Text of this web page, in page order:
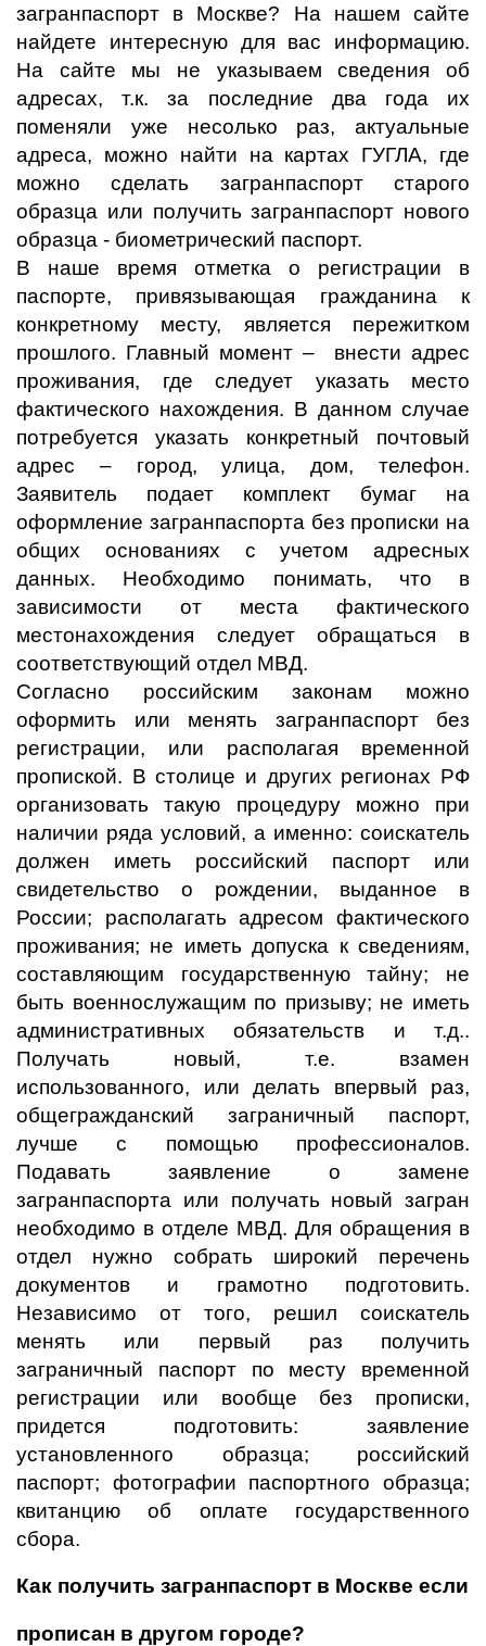
загранпаспорт в Москве? На нашем сайте
найдете интересную для вас информацию.
На сайте мы не указываем сведения об
адресах, т.к. за последние два года их
поменяли уже несолько раз, актуальные
адреса, можно найти на картах ГУГЛА, где
можно сделать загранпаспорт старого
образца или получить загранпаспорт нового
образца - биометрический паспорт.
В наше время отметка о регистрации в
паспорте, привязывающая гражданина к
конкретному месту, является пережитком
прошлого. Главный момент – внести адрес
проживания, где следует указать место
фактического нахождения. В данном случае
потребуется указать конкретный почтовый
адрес – город, улица, дом, телефон.
Заявитель подает комплект бумаг на
оформление загранпаспорта без прописки на
общих основаниях с учетом адресных
данных. Необходимо понимать, что в
зависимости от места фактического
местонахождения следует обращаться в
соответствующий отдел МВД.
Согласно российским законам можно
оформить или менять загранпаспорт без
регистрации, или располагая временной
пропиской. В столице и других регионах РФ
организовать такую процедуру можно при
наличии ряда условий, а именно: соискатель
должен иметь российский паспорт или
свидетельство о рождении, выданное в
России; располагать адресом фактического
проживания; не иметь допуска к сведениям,
составляющим государственную тайну; не
быть военнослужащим по призыву; не иметь
административных обязательств и т.д..
Получать новый, т.е. взамен
использованного, или делать впервый раз,
общегражданский заграничный паспорт,
лучше с помощью профессионалов.
Подавать заявление о замене
загранпаспорта или получать новый загран
необходимо в отделе МВД. Для обращения в
отдел нужно собрать широкий перечень
документов и грамотно подготовить.
Независимо от того, решил соискатель
менять или первый раз получить
заграничный паспорт по месту временной
регистрации или вообще без прописки,
придется подготовить: заявление
установленного образца; российский
паспорт; фотографии паспортного образца;
квитанцию об оплате государственного
сбора.
Как получить загранпаспорт в Москве если
прописан в другом городе?